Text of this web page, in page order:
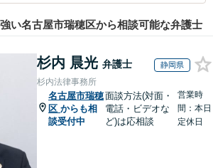
い名古屋市瑞穂区から相談可能な弁護士
杉内 晨光 弁護士 静岡県
杉内法律事務所
名古屋市瑞穂
区 からも相
談受付中
面談方法(対面・
電話・ビデオな
ど)は応相談
営業時
間：本日
定休日